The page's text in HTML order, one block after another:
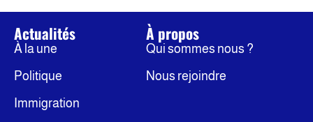
Actualités
À la une
Politique
Immigration
À propos
Qui sommes nous ?
Nous rejoindre